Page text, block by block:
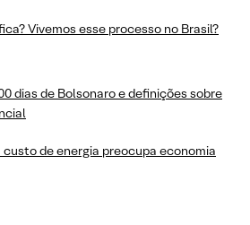
Vivemos esse processo no Brasil?
dias de Bolsonaro e definições sobre
de energia preocupa economia